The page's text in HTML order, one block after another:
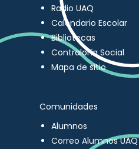
Radio UAQ
Calendario Escolar
Bibliotecas
Contraloría Social
Mapa de sitio
Comunidades
Alumnos
Correo Alumnos UAQ